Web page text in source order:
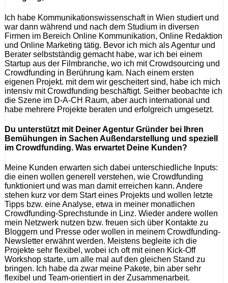
Ich habe Kommunikationswissenschaft in Wien studiert und
war dann während und nach dem Studium in diversen
Firmen im Bereich Online Kommunikation, Online Redaktion
und Online Marketing tätig. Bevor ich mich als Agentur und
Berater selbstständig gemacht habe, war ich bei einem
Startup aus der Filmbranche, wo ich mit Crowdsourcing und
Crowdfunding in Berührung kam. Nach einem ersten
eigenen Projekt. mit dem wir gescheitert sind, habe ich mich
intensiv mit Crowdfunding beschäftigt. Seither beobachte ich
die Szene im D-A-CH Raum, aber auch international und
habe mehrere Projekte beraten und erfolgreich umgesetzt.
Du unterstützt mit Deiner Agentur Gründer bei Ihren
Bemühungen in Sachen Außendarstellung und speziell
im Crowdfunding. Was erwartet Deine Kunden?
Meine Kunden erwarten sich dabei unterschiedliche Inputs:
die einen wollen generell verstehen, wie Crowdfunding
funktioniert und was man damit erreichen kann. Andere
stehen kurz vor dem Start eines Projekts und wollen letzte
Tipps bzw. eine Analyse, etwa in meiner monatlichen
Crowdfunding-Sprechstunde in Linz. Wieder andere wollen
mein Netzwerk nutzen bzw. freuen sich über Kontakte zu
Bloggern und Presse oder wollen in meinem Crowdfunding-
Newsletter erwähnt werden. Meistens begleite ich die
Projekte sehr flexibel, wobei ich oft mit einen Kick-Off
Workshop starte, um alle mal auf den gleichen Stand zu
bringen. Ich habe da zwar meine Pakete, bin aber sehr
flexibel und Team-orientiert in der Zusammenarbeit.